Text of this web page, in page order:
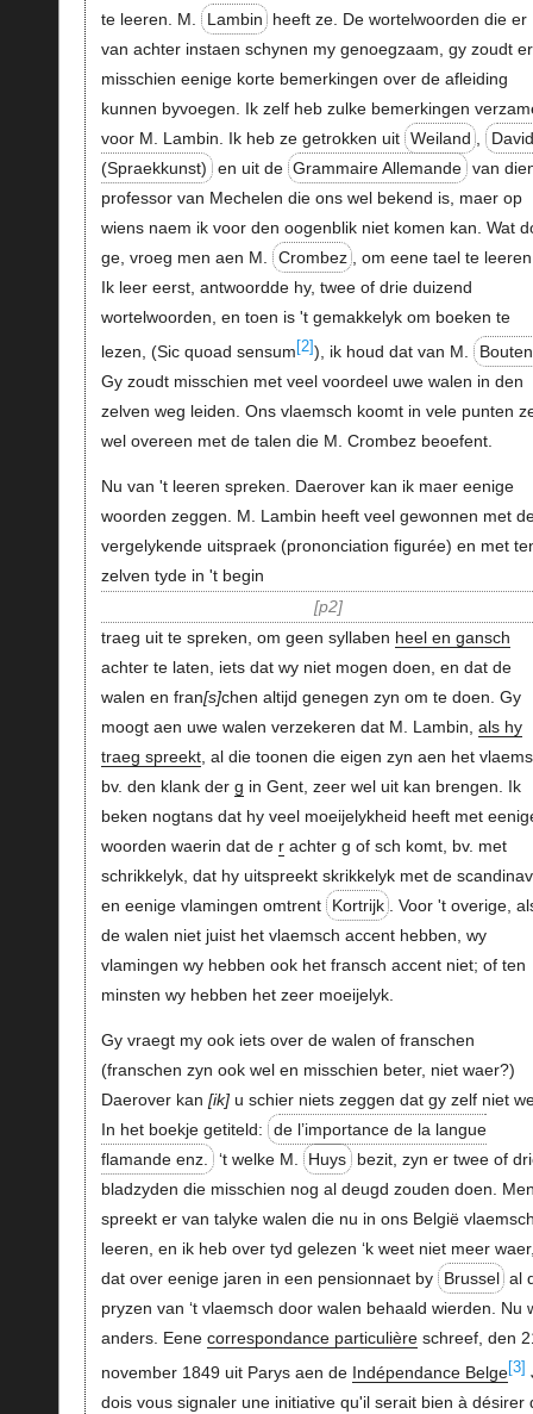
te leeren. M.
Lambin
heeft ze. De wortelwoorden die er
van achter instaen schynen my genoegzaam, gy zoudt er
misschien eenige korte bemerkingen over de afleiding
kunnen byvoegen. Ik zelf heb zulke bemerkingen
voor M. Lambin. Ik heb ze getrokken uit Weiland ,
(Spraekkunst) en uit de Grammaire Allemande van
professor van Mechelen die ons wel bekend is, maer op
wiens naem ik voor den oogenblik niet komen kan. Wat
ge, vroeg men aen M.
Crombez
, om eene tael te
Ik leer eerst, antwoordde hy, twee of drie duizend
wortelwoorden, en toen is 't gemakkelyk om boeken te
lezen, (Sic quoad sensum [2]), ik houd dat van M.
Gy zoudt misschien met veel voordeel uwe walen in den
zelven weg leiden. Ons vlaemsch koomt in vele punten
wel overeen met de talen die M. Crombez beoefent.
Nu van 't leeren spreken. Daerover kan ik maer eenige
woorden zeggen. M. Lambin heeft veel gewonnen met
vergelykende uitspraek (prononciation figurée) en met
zelven tyde in 't begin
p2
traeg uit te spreken, om geen syllaben heel en gansch
achter te laten, iets dat wy niet mogen doen, en dat de
walen en fran s chen altijd genegen zyn om te doen. Gy
moogt aen uwe walen verzekeren dat M. Lambin, als hy
traeg spreekt, al die toonen die eigen zyn aen het
bv. den klank der g in Gent, zeer wel uit kan brengen. Ik
beken nogtans dat hy veel moeijelykheid heeft met
woorden waerin dat de rachter g of sch komt, bv. met
schrikkelyk, dat hy uitspreekt skrikkelyk met de
en eenige vlamingen omtrent
Kortrijk
. Voor 't overige,
de walen niet juist het vlaemsch accent hebben, wy
vlamingen wy hebben ook het fransch accent niet; of ten
minsten wy hebben het zeer moeijelyk.
Gy vraegt my ook iets over de walen of franschen
(franschen zyn ook wel en misschien beter, niet waer?)
Daerover kan ik u schier niets zeggen dat gy zelf niet
In het boekje getiteld:
de l’importance de la langue
flamande enz. ‘t welke M. Huys
bezit, zyn er twee of
bladzyden die misschien nog al deugd zouden doen.
spreekt er van talyke walen die nu in ons België
leeren, en ik heb over tyd gelezen ‘k weet niet meer
dat over eenige jaren in een pensionnaet by
Brussel al
pryzen van ‘t vlaemsch door walen behaald wierden. Nu
anders. Eene correspondance particulièreschreef, den
november 1849 uit Parys aen de Indépendance Belge [3]
dois vous signaler une initiative qu'il serait bien à désirer